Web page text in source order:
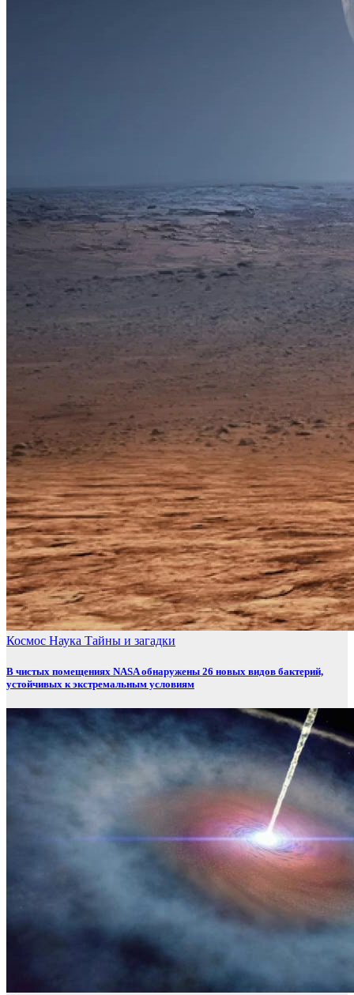
Космос Наука Тайны и загадки
В чистых помещениях NASA обнаружены 26 новых видов бактерий,
устойчивых к экстремальным условиям